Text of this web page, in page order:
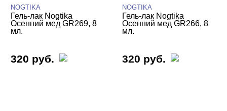
NOGTIKA
Гель-лак Nogtika
Осенний мед GR269, 8
мл.
320 руб.
NOGTIKA
Гель-лак Nogtika
Осенний мед GR266, 8
мл.
320 руб.